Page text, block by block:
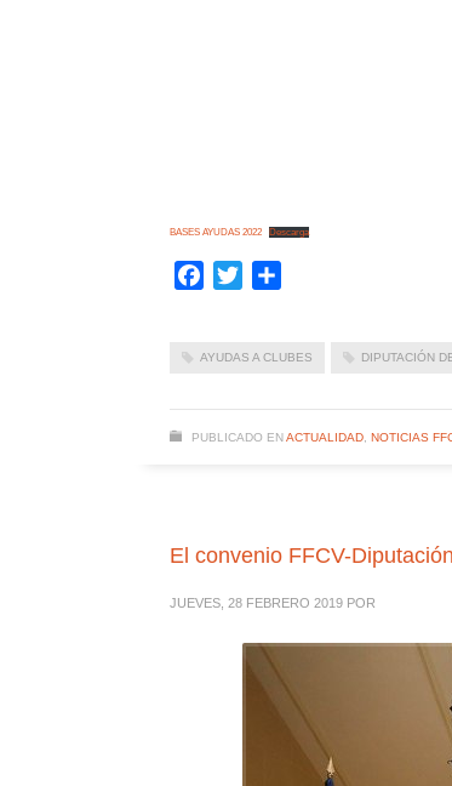
BASES AYUDAS 2022 Descarga
Facebook
Twitter
AYUDAS A CLUBES DIPUTACIÓN
PUBLICADO EN ACTUALIDAD, NOTICIAS
El convenio FFCV-
JUEVES, 28 FEBRERO 2019 POR